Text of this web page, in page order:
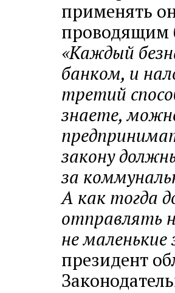
применять
проводящим
«Каждый
банком, и
третий
знаете,
закону
за
А как тогда
отправлять
не
президент